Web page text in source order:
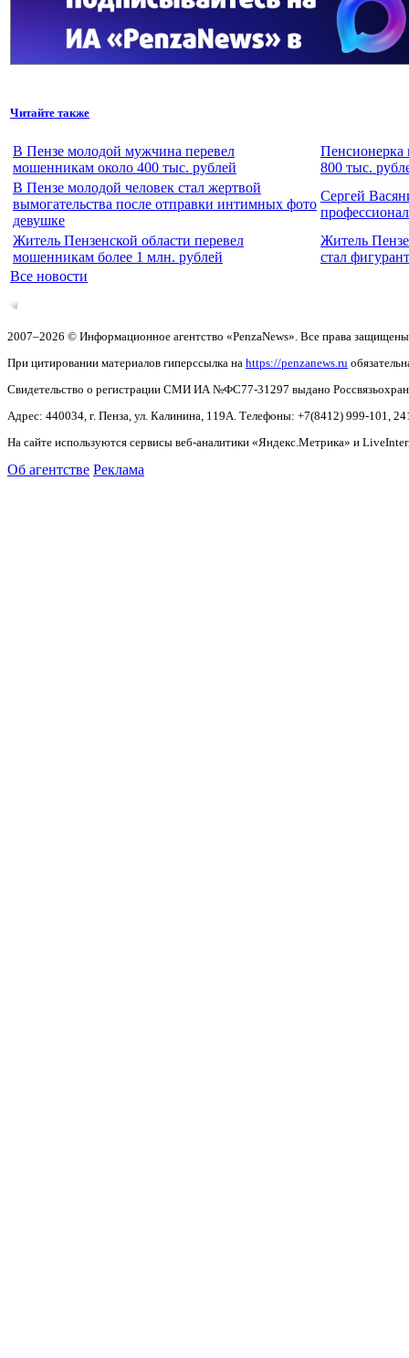
Читайте также
В Пензе молодой мужчина перевел
мошенникам около 400 тыс. рублей
Пенсионерка
800 тыс.
В Пензе молодой человек стал жертвой
вымогательства после отправки интимных фото
девушке
Сергей
Житель Пензенской области перевел
мошенникам более 1 млн. рублей
Житель
стал
Все новости
2007–2026 © Информационное агентство «PenzaNews». Все права
При цитировании материалов гиперссылка на https://penzanews.ru
Свидетельство о регистрации СМИ ИА №ФС77-31297 выдано
Адрес: 440034, г. Пенза, ул. Калинина, 119А. Телефоны: +7(8412) 999-101,
На сайте используются сервисы веб-аналитики «Яндекс.Метрика» и
Об агентстве Реклама